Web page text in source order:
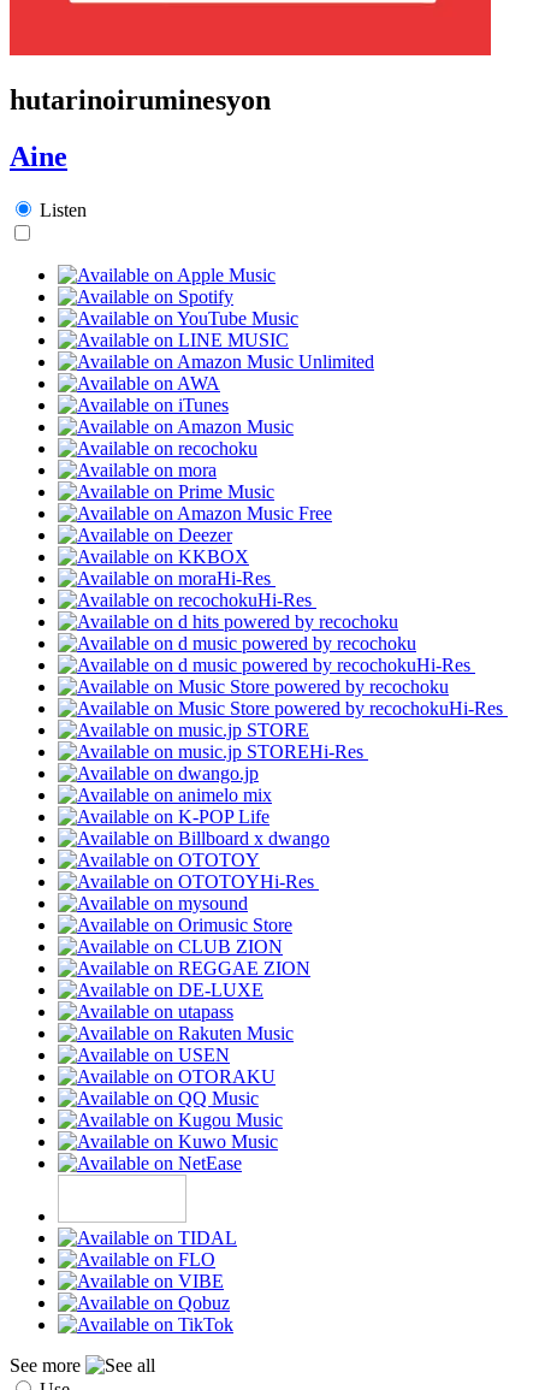
hutarinoiruminesyon
Aine
Listen
Hi-Res
Hi-Res
Hi-Res
Hi-Res
Hi-Res
Hi-Res
See more